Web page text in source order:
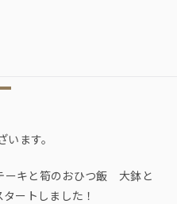
ます。
ーキと筍のおひつ飯 大鉢と
ートしました！